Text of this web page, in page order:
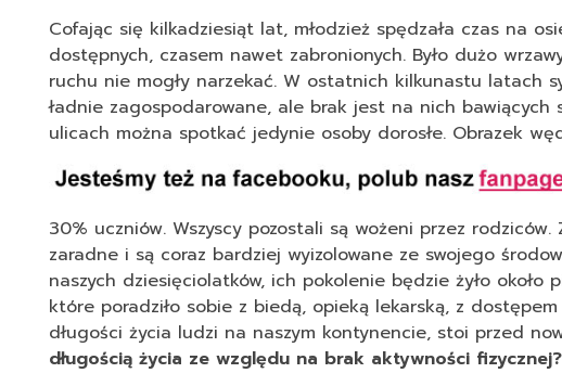
Cofając się kilkadziesiąt lat, młodzież spędzała czas na
dostępnych, czasem nawet zabronionych. Było dużo
ruchu nie mogły narzekać. W ostatnich kilkunastu latach
ładnie zagospodarowane, ale brak jest na nich
ulicach można spotkać jedynie osoby dorosłe. Obrazek
30% uczniów. Wszyscy pozostali są wożeni przez
zaradne i są coraz bardziej wyizolowane ze swojego
naszych dziesięciolatków, ich pokolenie będzie żyło
które poradziło sobie z biedą, opieką lekarską, z
długości życia ludzi na naszym kontynencie, stoi przed
długością życia ze względu na brak aktywności fizycznej?